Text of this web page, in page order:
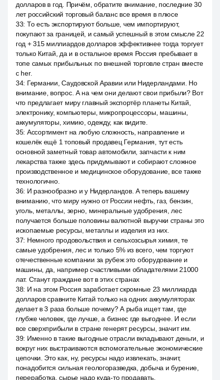
долларов в год. Причём, обратите внимание, последние 30
лет российский торговый баланс все время в плюсе
33: То есть экспортируют больше, чем импортируют,
покупают за границей, и самый успешный в этом смысле 22
год + 315 миллиардов долларов эффективнее тогда торгует
только Китай, да и в остальное время Россия пребывает в
топе самых прибыльных по внешней торговле стран вместе
с her.
34: Германии, Саудовской Аравии или Нидерландами. Но
внимание, вопрос. А на чем они делают свои прибыли? Вот
что предлагает миру главный экспортёр планеты Китай,
электронику, компьютеры, микропроцессоры, машины,
аккумуляторы, химию, одежду, как видите.
35: Ассортимент на любую сложность, направление и
кошелёк ещё 1 топовый продавец Германия, тут есть
основной заметный товар автомобили, запчасти к ним
лекарства также здесь придумывают и собирают сложное
производственное и медицинское оборудование, все также
технологично.
36: И разнообразно и у Нидерландов. А теперь вашему
вниманию, что миру нужно от России нефть, газ, бензин,
уголь, металлы, зерно, минеральные удобрения, лес
получается больше половины валютной выручки страны это
ископаемые ресурсы, металлы и изделия из них.
37: Немного продовольствия и сельхозсырья химия, те
самые удобрения, лес и только 5% из всего, чем торгуют
отечественные компании за рубеж это оборудование и
машины, да, например счастливыми обладателями 21000
лат. Станут граждане вот в этих странах
38: И на этом Россия заработает скромные 23 миллиарда
долларов сравните Китай только на одних аккумуляторах
делает в 3 раза больше почему? А рыба ищет там, где
глубже человек, где лучше, а бизнес где выгоднее. И если
все сверхприбыли в стране генерят ресурсы, значит им.
39: Именно в такие выгодные отрасли вкладывают деньги, и
вокруг них выстраиваются вспомогательные экономические
цепочки. Это как, ну, ресурсы надо извлекать, значит,
понадобится сильная геологоразведка, добыча и бурение,
переработка, сырье надо куда-то продавать,